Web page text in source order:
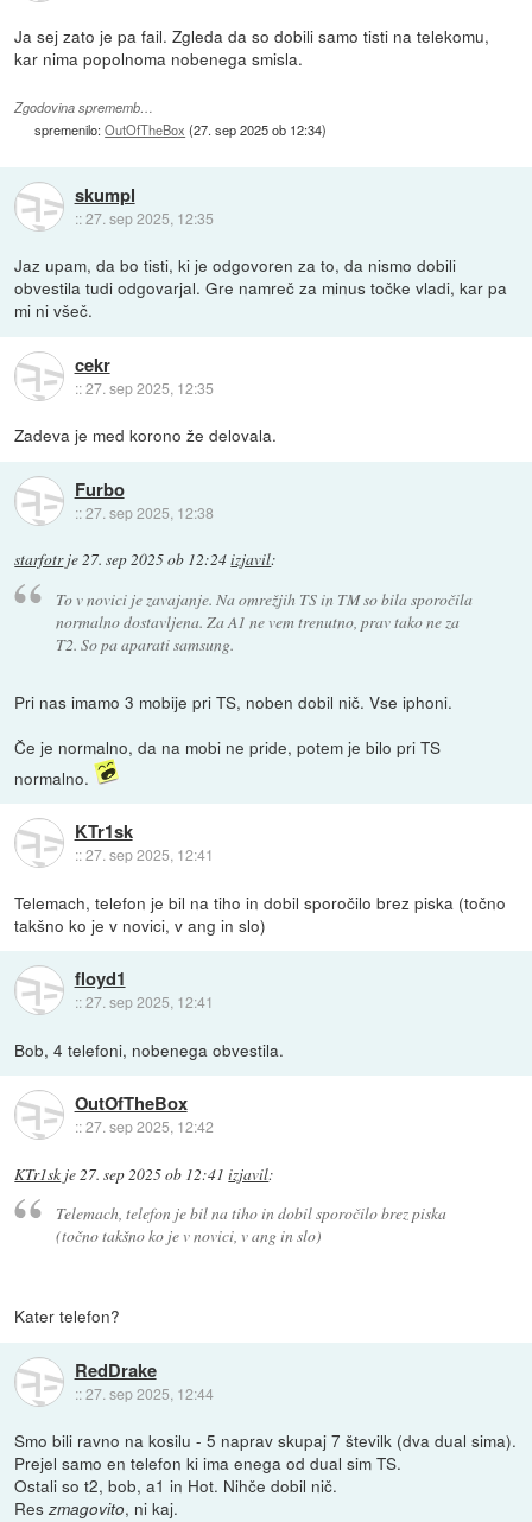
Ja sej zato je pa fail. Zgleda da so dobili samo tisti na telekomu,
kar nima popolnoma nobenega smisla.
Zgodovina sprememb…
spremenilo:OutOfTheBox (27. sep 2025 ob 12:34)
skumpl
::27. sep 2025, 12:35
Jaz upam, da bo tisti, ki je odgovoren za to, da nismo dobili
obvestila tudi odgovarjal. Gre namreč za minus točke vladi, kar pa
mi ni všeč.
cekr
::27. sep 2025, 12:35
Zadeva je med korono že delovala.
Furbo
::27. sep 2025, 12:38
starfotrje27. sep 2025 ob 12:24izjavil:
To v novici je zavajanje. Na omrežjih TS in TM so bila sporočila
normalno dostavljena. Za A1 ne vem trenutno, prav tako ne za
T2. So pa aparati samsung.
Pri nas imamo 3 mobije pri TS, noben dobil nič. Vse iphoni.
Če je normalno, da na mobi ne pride, potem je bilo pri TS
normalno.
KTr1sk
::27. sep 2025, 12:41
Telemach, telefon je bil na tiho in dobil sporočilo brez piska (točno
takšno ko je v novici, v ang in slo)
floyd1
::27. sep 2025, 12:41
Bob, 4 telefoni, nobenega obvestila.
OutOfTheBox
::27. sep 2025, 12:42
KTr1sk je27. sep 2025 ob 12:41 izjavil:
Telemach, telefon je bil na tiho in dobil sporočilo brez piska
(točno takšno ko je v novici, v ang in slo)
Kater telefon?
RedDrake
::27. sep 2025, 12:44
Smo bili ravno na kosilu - 5 naprav skupaj 7 številk (dva dual sima).
Prejel samo en telefon ki ima enega od dual sim TS.
Ostali so t2, bob, a1 in Hot. Nihče dobil nič.
Reszmagovito, ni kaj.